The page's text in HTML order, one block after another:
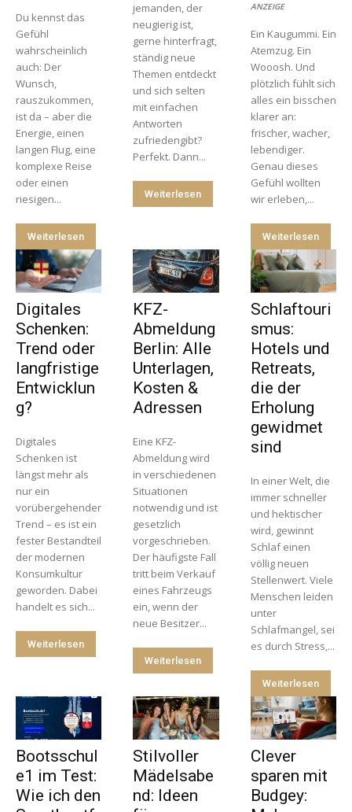
Du kennst das
Gefühl
wahrscheinlich
auch: Der
Wunsch,
rauszukommen,
ist da – aber die
Energie, einen
langen Flug, eine
komplexe Reise
oder einen
riesigen...
Weiterlesen
jemanden, der
neugierig ist,
gerne hinterfragt,
ständig neue
Themen entdeckt
und sich selten
mit einfachen
Antworten
zufriedengibt?
Perfekt. Dann...
Weiterlesen
ANZEIGE
Ein Kaugummi. Ein
Atemzug. Ein
Wooosh. Und
plötzlich fühlt sich
alles ein bisschen
klarer an:
frischer, wacher,
lebendiger.
Genau dieses
Gefühl wollten
wir erleben,...
Weiterlesen
Digitales
Schenken:
Trend oder
langfristige
Entwicklun
g?
Digitales
Schenken ist
längst mehr als
nur ein
vorübergehender
Trend – es ist ein
fester Bestandteil
der modernen
Konsumkultur
geworden. Dabei
handelt es sich...
Weiterlesen
KFZ-
Abmeldung
Berlin: Alle
Unterlagen,
Kosten &
Adressen
Eine KFZ-
Abmeldung wird
in verschiedenen
Situationen
notwendig und ist
gesetzlich
vorgeschrieben.
Der häufigste Fall
tritt beim Verkauf
eines Fahrzeugs
ein, wenn der
neue Besitzer...
Weiterlesen
Schlaftouri
smus:
Hotels und
Retreats,
die der
Erholung
gewidmet
sind
In einer Welt, die
immer schneller
und hektischer
wird, gewinnt
Schlaf einen
völlig neuen
Stellenwert. Viele
Menschen leiden
unter
Schlafmangel, sei
es durch Stress,...
Weiterlesen
Bootsschul
e1 im Test:
Wie ich den
Stilvoller
Mädelsabe
nd: Ideen
Clever
sparen mit
Budgey: